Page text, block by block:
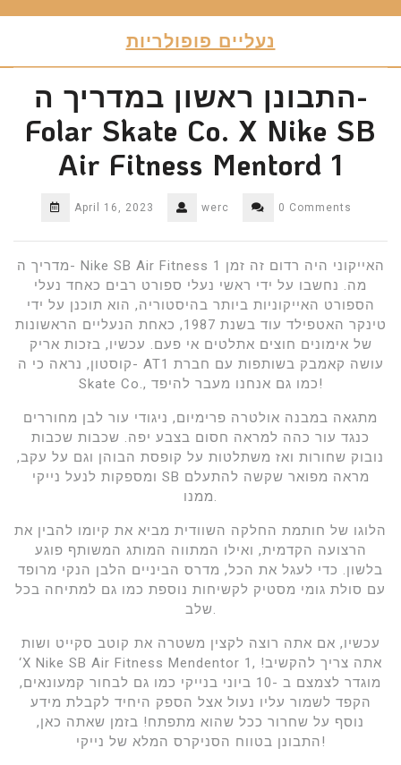
נעליים פופולריות
התבונן ראשון במדריך ה-
Folar Skate Co. X Nike SB
Air Fitness Mentord 1
April 16, 2023 werc 0 Comments
מדריך ה- Nike SB Air Fitness 1 האייקוני היה רדום זה זמן
מה. נחשבו על ידי ראשי נעלי ספורט רבים כאחד נעלי
הספורט האייקוניות ביותר בהיסטוריה, הוא תוכנן על ידי
טינקר האטפילד עוד בשנת 1987, כאחת הנעליים הראשונות
של אימונים חוצים אתלטים אי פעם. עכשיו, בזכות אריק
קוסטון, נראה כי ה- AT1 עושה קאמבק בשותפות עם חברת
Skate Co., כמו גם אנחנו מעבר להיפד!
מתגאה במבנה אולטרה פרימיום, ניגודי עור לבן מחוררים
כנגד עור כהה למראה חסום בצבע יפה. שכבות שכבות
נובוק שחורות ואז משתלטות על קופסת הבוהן וגם על עקב,
ומספקות לנעל נייקי SB מראה מפואר שקשה להתעלם
הלוגו של חותמת החלקה השוודית מביא את קיומו להבין את
הרצועה הקדמית, ואילו המתווה המותג המשותף פוגע
בלשון. כדי לעגל את הכל, מדרס הביניים הלבן הנקי מרופד
עם סולת גומי מסטיק לקשיחות נוספת כמו גם למתיחה בכל
עכשיו, אם אתה רוצה לקצין משטרה את קוטב סקייט ושות
‘X Nike SB Air Fitness Mendentor 1, אתה צריך להקשיב!
מוגדר לצמצם ב -10 ביוני בנייקי כמו גם לבחור קמעונאים,
הקפד לשמור עליו נעול אצל הספק היחיד לקבלת מידע
נוסף על שחרור ככל שהוא מתפתח! בזמן שאתה כאן,
התבונן בטווח הסניקרס המלא של נייקי!